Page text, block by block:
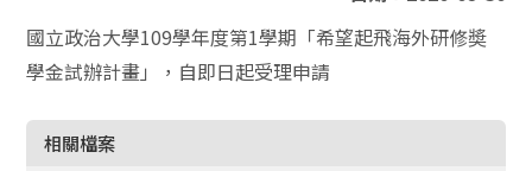
國立政治大學109學年度第1學期「希望起飛海外研修奬
學金試辦計畫」，自即日起受理申請
相關檔案